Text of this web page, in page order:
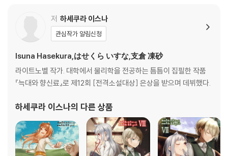
저 하세쿠라 이스나
관심작가 알림신청
Isuna Hasekura,はせくら いすな,支倉 凍砂
라이트노벨 작가. 대학에서 물리학을 전공하는 틈틈이 집필한 작품
『늑대와 향신료』로 제12회 [전격소설대상] 은상을 받으며 데뷔했다.
하세쿠라 이스나의 다른 상품